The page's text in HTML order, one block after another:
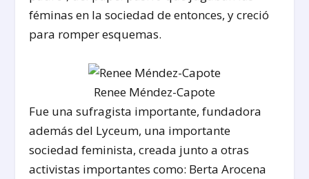
féminas en la sociedad de entonces, y creció
para romper esquemas.
Renee Méndez-Capote
Fue una sufragista importante, fundadora
además del Lyceum, una importante
sociedad feminista, creada junto a otras
activistas importantes como: Berta Arocena